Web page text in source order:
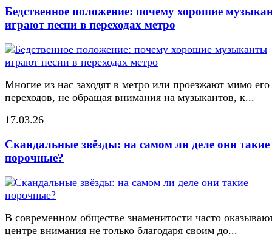
Бедственное положение: почему хорошие
играют песни в переходах метро
Многие из нас заходят в метро или проезжают мимо его
переходов, не обращая внимания на музыкантов, к...
17.03.26
Скандальные звёзды: на самом ли деле они такие
порочные?
В современном обществе знаменитости часто
центре внимания не только благодаря своим до...